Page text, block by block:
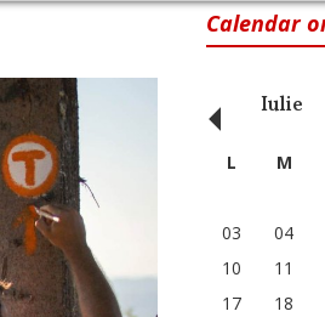
Calendar
Mai Iulie
‹ L M
03
04
10
11
17
18